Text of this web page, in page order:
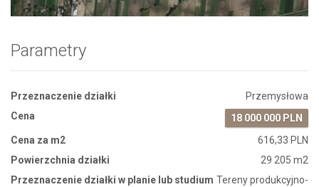
Parametry
Przeznaczenie działki
Przemysłowa
Cena
18 000 000 PLN
Cena za m2
616,33 PLN
Powierzchnia działki
29 205 m2
Przeznaczenie działki w planie lub studium Tereny produkcyjno-